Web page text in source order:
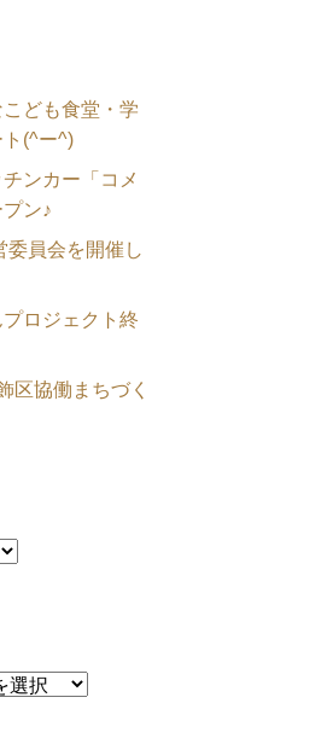
ども食堂・学
(^ー^)
ンカー「コメ
ン♪
委員会を開催し
ロジェクト終
区協働まちづく